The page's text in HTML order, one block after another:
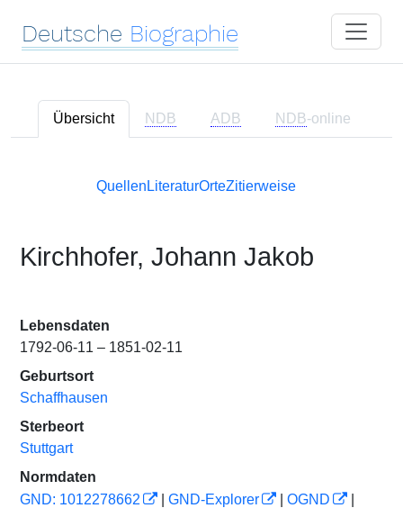
Deutsche Biographie
Übersicht NDB ADB NDB-online
Quellen LiteraturOrteZitierweise
Kirchhofer, Johann Jakob
Lebensdaten
1792-06-11 – 1851-02-11
Geburtsort
Schaffhausen
Sterbeort
Stuttgart
Normdaten
GND: 1012278662
GND-Explorer OGND